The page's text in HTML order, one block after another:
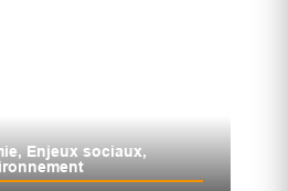
, Enjeux sociaux,